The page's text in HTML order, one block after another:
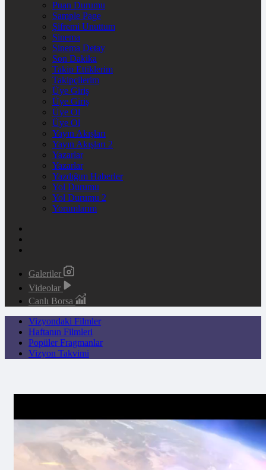
Puan Durumu
Sample Page
Şifremi Unuttum
Sinema
Sinema Detay
Son Dakika
Takip Ettiklerim
Takipçilerim
Üye Giriş
Üye Giriş
Üye Ol
Üye Ol
Yayın Akışları
Yayın Akışları 2
Yazarlar
Yazarlar
Yazdığım Haberler
Yol Durumu
Yol Durumu 2
Yorumlarım
Galeriler
Videolar
Canlı Borsa
Vizyondaki Filmler
Haftanın Filmleri
Popüler Fragmanlar
Vizyon Takvimi